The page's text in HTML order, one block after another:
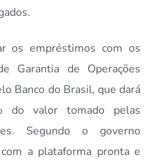
os empréstimos com os
Garantia de Operações
Banco do Brasil, que dará
do valor tomado pelas
Segundo o governo
a plataforma pronta e